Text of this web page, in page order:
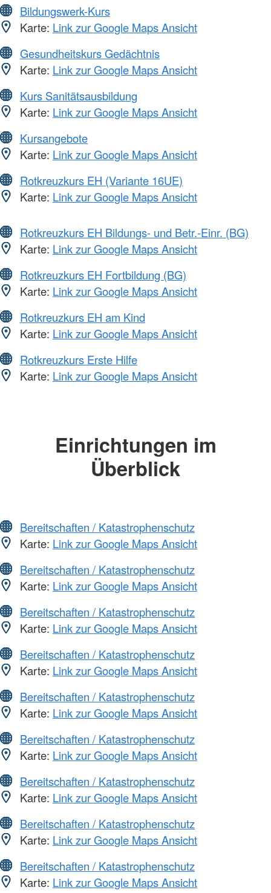
Bildungswerk-Kurs
Karte: Link zur Google Maps Ansicht
Gesundheitskurs Gedächtnis
Karte: Link zur Google Maps Ansicht
Kurs Sanitätsausbildung
Karte: Link zur Google Maps Ansicht
Kursangebote
Karte: Link zur Google Maps Ansicht
Rotkreuzkurs EH (Variante 16UE)
Karte: Link zur Google Maps Ansicht
Rotkreuzkurs EH Bildungs- und Betr.-Einr. (BG)
Karte: Link zur Google Maps Ansicht
Rotkreuzkurs EH Fortbildung (BG)
Karte: Link zur Google Maps Ansicht
Rotkreuzkurs EH am Kind
Karte: Link zur Google Maps Ansicht
Rotkreuzkurs Erste Hilfe
Karte: Link zur Google Maps Ansicht
Einrichtungen im
Überblick
Bereitschaften / Katastrophenschutz
Karte: Link zur Google Maps Ansicht
Bereitschaften / Katastrophenschutz
Karte: Link zur Google Maps Ansicht
Bereitschaften / Katastrophenschutz
Karte: Link zur Google Maps Ansicht
Bereitschaften / Katastrophenschutz
Karte: Link zur Google Maps Ansicht
Bereitschaften / Katastrophenschutz
Karte: Link zur Google Maps Ansicht
Bereitschaften / Katastrophenschutz
Karte: Link zur Google Maps Ansicht
Bereitschaften / Katastrophenschutz
Karte: Link zur Google Maps Ansicht
Bereitschaften / Katastrophenschutz
Karte: Link zur Google Maps Ansicht
Bereitschaften / Katastrophenschutz
Karte: Link zur Google Maps Ansicht